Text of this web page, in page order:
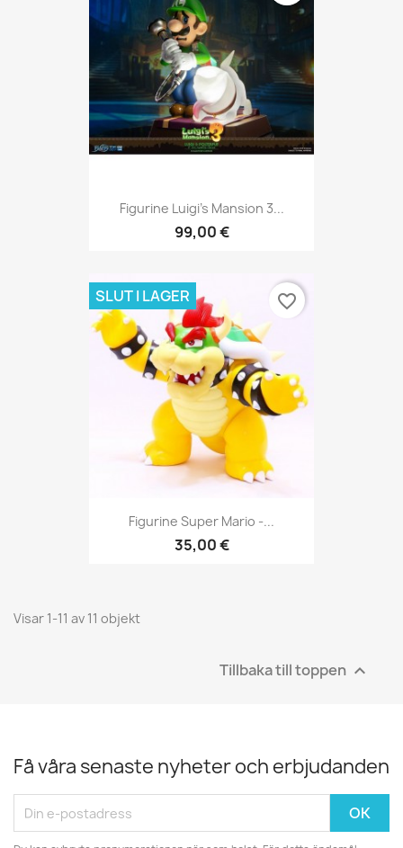
Figurine Luigi's Mansion 3...
99,00 €
Figurine Super Mario -...
35,00 €
SLUT I LAGER favorite_border
Visar 1-11 av 11 objekt
Tillbaka till toppen 
Få våra senaste nyheter och erbjudanden